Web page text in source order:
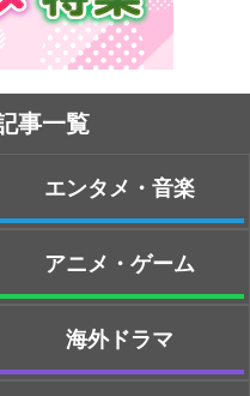
事一覧
エンタメ・音楽
アニメ・ゲーム
海外ドラマ